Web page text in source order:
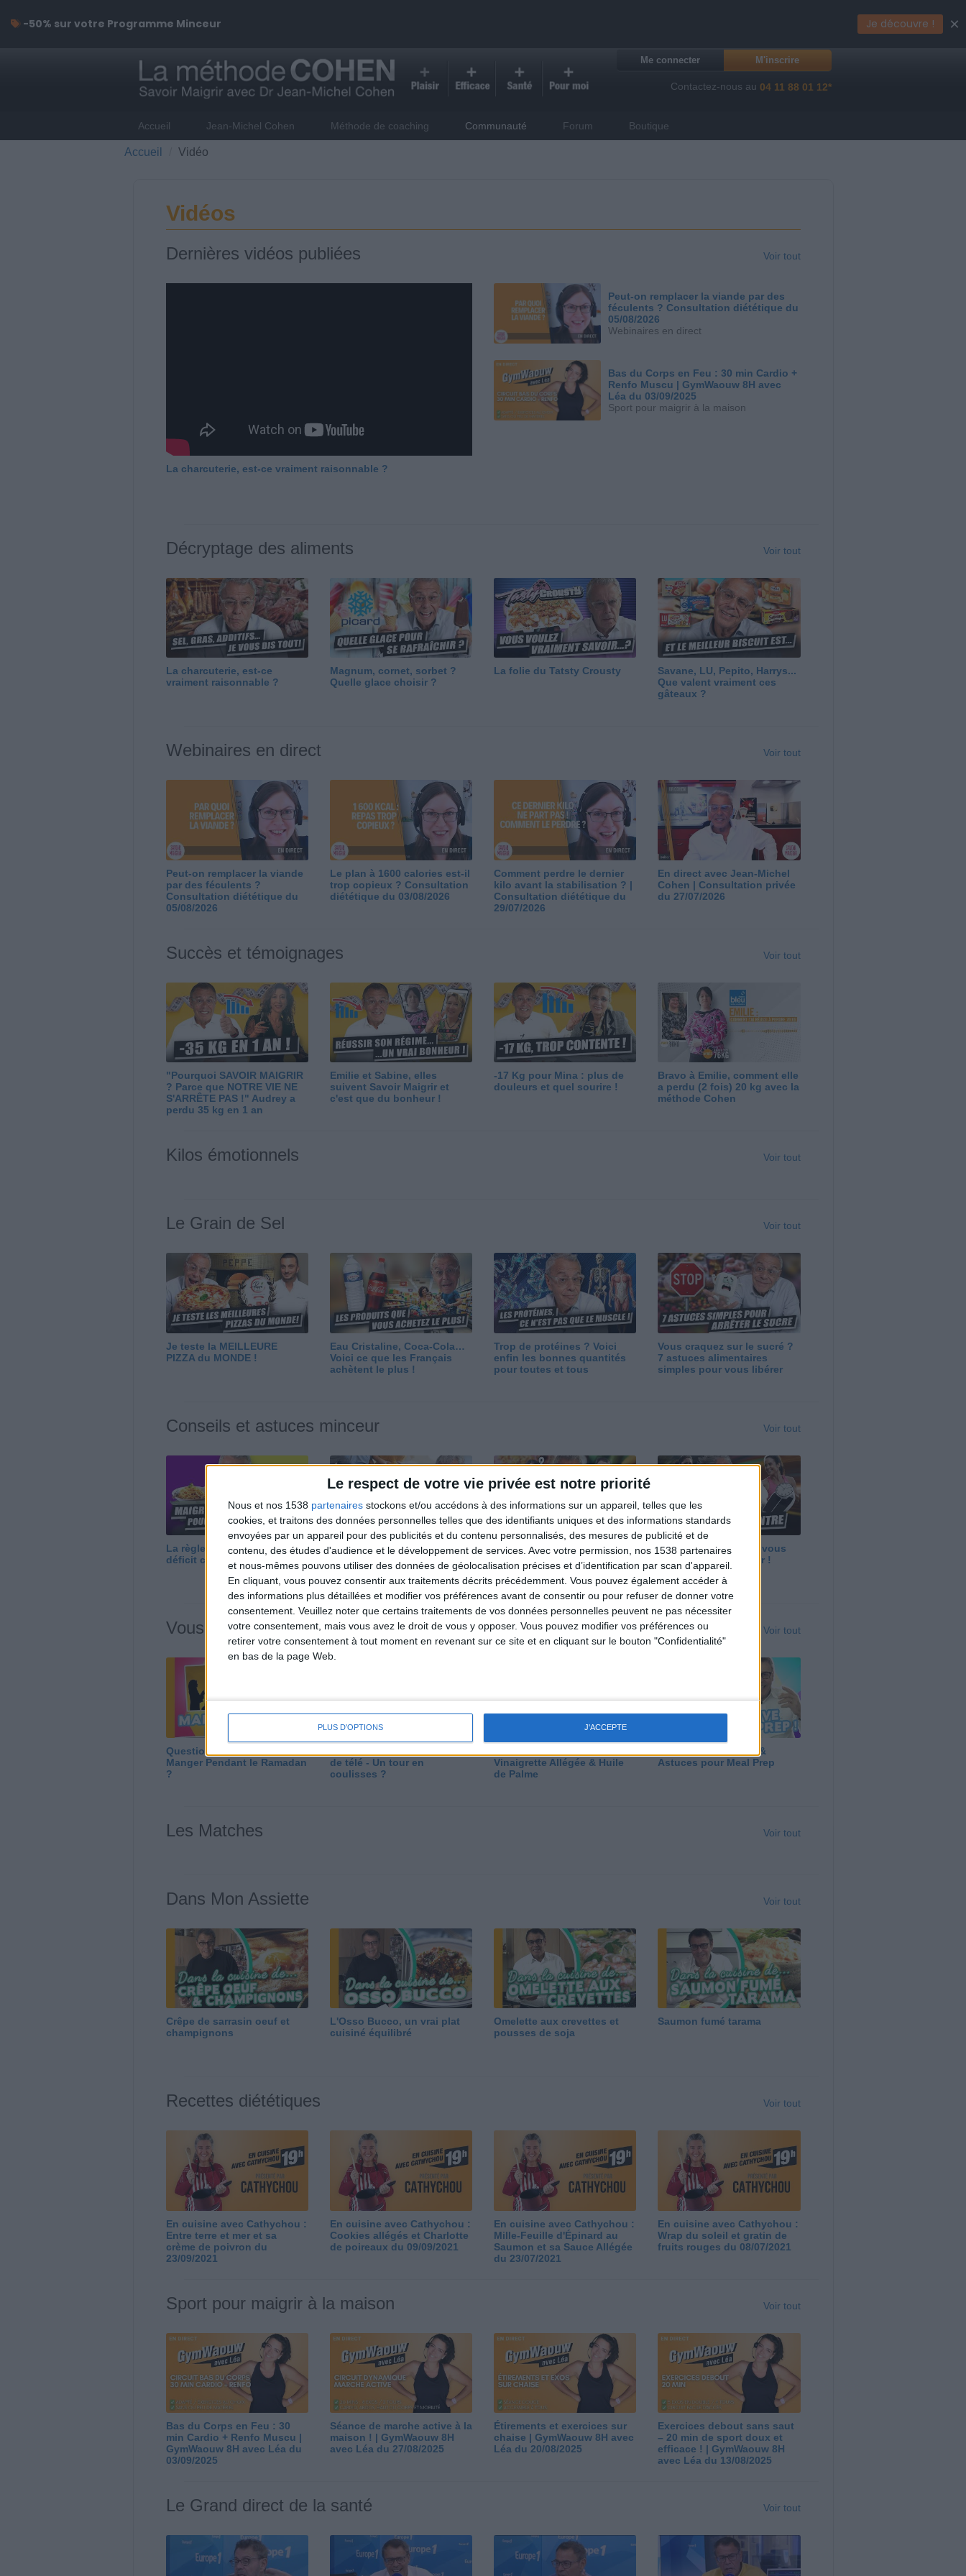
Le respect de votre vie privée est notre priorité
Nous et nos 1538 partenaires stockons et/ou accédons à des informations sur un appareil, telles que les
cookies, et traitons des données personnelles telles que des identifiants uniques et des informations standards
envoyées par un appareil pour des publicités et du contenu personnalisés, des mesures de publicité et de
contenu, des études d'audience et le développement de services. Avec votre permission, nos 1538 partenaires
et nous-mêmes pouvons utiliser des données de géolocalisation précises et d’identification par scan d'appareil.
En cliquant, vous pouvez consentir aux traitements décrits précédemment. Vous pouvez également accéder à
des informations plus détaillées et modifier vos préférences avant de consentir ou pour refuser de donner votre
consentement. Veuillez noter que certains traitements de vos données personnelles peuvent ne pas nécessiter
votre consentement, mais vous avez le droit de vous y opposer. Vous pouvez modifier vos préférences ou
retirer votre consentement à tout moment en revenant sur ce site et en cliquant sur le bouton "Confidentialité"
en bas de la page Web.
PLUS D'OPTIONS J'ACCEPTE
Me connecter M'inscrire
Contactez-nous au 04 11 88 01 12*
Accueil Jean-Michel Cohen Méthode de coaching Communauté Forum Boutique
Accueil Vidéo
Vidéos
Dernières vidéos publiées Voir tout
La charcuterie, est-ce vraiment raisonnable ?
Peut-on remplacer la viande par des
féculents ? Consultation diététique du
05/08/2026
Webinaires en direct
Bas du Corps en Feu : 30 min Cardio +
Renfo Muscu | GymWaouw 8H avec
Léa du 03/09/2025
Sport pour maigrir à la maison
Décryptage des aliments Voir tout
La charcuterie, est-ce
vraiment raisonnable ?
Magnum, cornet, sorbet ?
Quelle glace choisir ?
La folie du Tatsty Crousty
Savane, LU, Pepito, Harrys...
Que valent vraiment ces
gâteaux ?
Webinaires en direct Voir tout
Peut-on remplacer la viande
par des féculents ?
Consultation diététique du
05/08/2026
Le plan à 1600 calories est-il
trop copieux ? Consultation
diététique du 03/08/2026
Comment perdre le dernier
kilo avant la stabilisation ? |
Consultation diététique du
29/07/2026
En direct avec Jean-Michel
Cohen | Consultation privée
du 27/07/2026
Succès et témoignages Voir tout
"Pourquoi SAVOIR MAIGRIR
? Parce que NOTRE VIE NE
S'ARRÊTE PAS !" Audrey a
perdu 35 kg en 1 an
Emilie et Sabine, elles
suivent Savoir Maigrir et
c'est que du bonheur !
-17 Kg pour Mina : plus de
douleurs et quel sourire !
Bravo à Emilie, comment elle
a perdu (2 fois) 20 kg avec la
méthode Cohen
Kilos émotionnels Voir tout
Le Grain de Sel Voir tout
Je teste la MEILLEURE
PIZZA du MONDE !
Eau Cristaline, Coca-Cola…
Voici ce que les Français
achètent le plus !
Trop de protéines ? Voici
enfin les bonnes quantités
pour toutes et tous
Vous craquez sur le sucré ?
7 astuces alimentaires
simples pour vous libérer
Conseils et astuces minceur Voir tout
La règle N°1 pour maigrir : le
déficit calorique
Perdre 10 kg : ma méthode
est imparable
Et après la perte de poids ?
Je fais comment ?
Maigrir vite ? Ce que vous
devez vraiment savoir !
Vous m'avez demandé Voir tout
Question/Réponse : Que
Manger Pendant le Ramadan
?
de télé - Un tour en
coulisses ?
Vinaigrette Allégée & Huile
de Palme
Panga, Huile d'Olive &
Astuces pour Meal Prep
Les Matches Voir tout
Dans Mon Assiette Voir tout
Crêpe de sarrasin oeuf et
champignons
L'Osso Bucco, un vrai plat
cuisiné équilibré
Omelette aux crevettes et
pousses de soja
Saumon fumé tarama
Recettes diététiques Voir tout
En cuisine avec Cathychou :
Entre terre et mer et sa
crème de poivron du
23/09/2021
En cuisine avec Cathychou :
Cookies allégés et Charlotte
de poireaux du 09/09/2021
En cuisine avec Cathychou :
Mille-Feuille d'Épinard au
Saumon et sa Sauce Allégée
du 23/07/2021
En cuisine avec Cathychou :
Wrap du soleil et gratin de
fruits rouges du 08/07/2021
Sport pour maigrir à la maison Voir tout
Bas du Corps en Feu : 30
min Cardio + Renfo Muscu |
GymWaouw 8H avec Léa du
03/09/2025
Séance de marche active à la
maison ! | GymWaouw 8H
avec Léa du 27/08/2025
Étirements et exercices sur
chaise | GymWaouw 8H avec
Léa du 20/08/2025
Exercices debout sans saut
– 20 min de sport doux et
efficace ! | GymWaouw 8H
avec Léa du 13/08/2025
Le Grand direct de la santé Voir tout
-50% sur votre Programme Minceur Je découvre ! ×